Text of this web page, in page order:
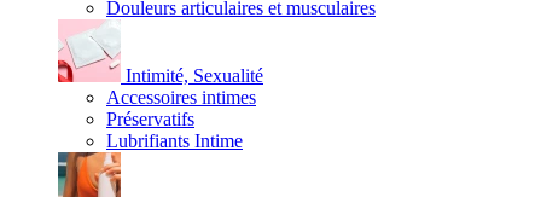
Douleurs articulaires et musculaires
Intimité, Sexualité
Accessoires intimes
Préservatifs
Lubrifiants Intime